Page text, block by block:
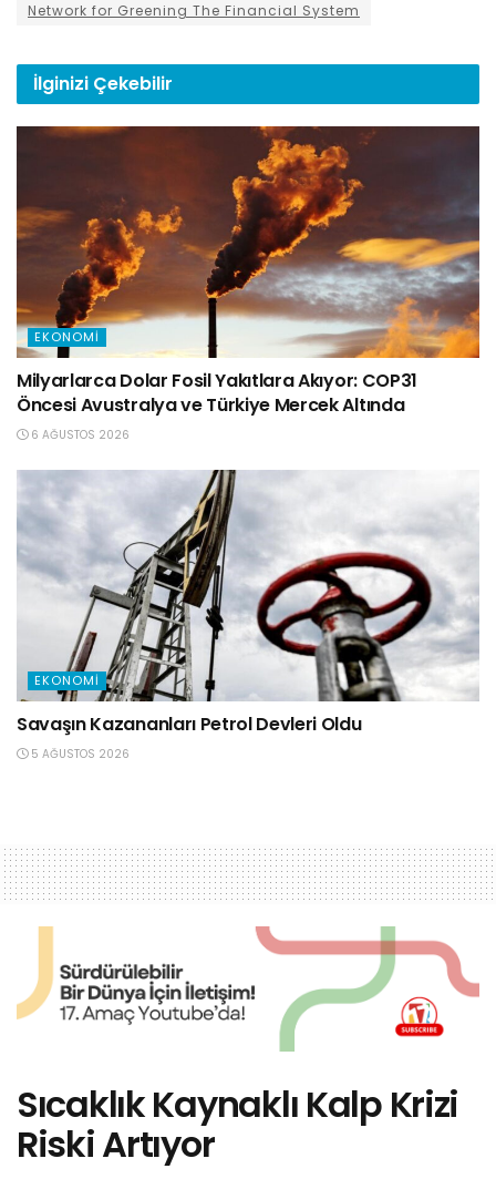
Network for Greening The Financial System
İlginizi Çekebilir
EKONOMI
Milyarlarca Dolar Fosil Yakıtlara Akıyor: COP31
Öncesi Avustralya ve Türkiye Mercek Altında
6 AĞUSTOS 2026
EKONOMI
Savaşın Kazananları Petrol Devleri Oldu
5 AĞUSTOS 2026
Sıcaklık Kaynaklı Kalp Krizi
Riski Artıyor